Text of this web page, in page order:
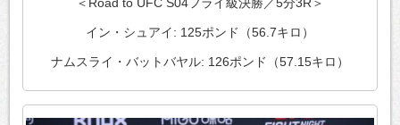
イン・シュアイ: 125ポンド（56.7キロ）
ナムスライ・バットバヤル: 126ポンド（57.15キロ）